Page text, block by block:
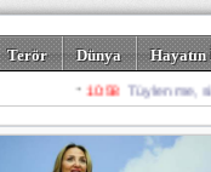
Terör Dünya
Spor Misafir